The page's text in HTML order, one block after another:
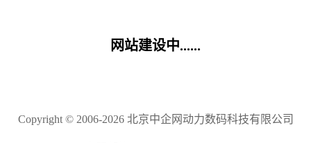
网站建设中......
Copyright © 2006-2026 北京中企网动力数码科技有限公司